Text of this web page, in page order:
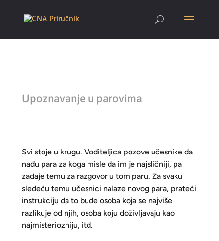
Upoznavanje u parovima
Svi stoje u krugu. Voditeljica pozove učesnike da
nađu para za koga misle da im je najsličniji, pa
zadaje temu za razgovor u tom paru. Za svaku
sledeću temu učesnici nalaze novog para, prateći
instrukciju da to bude osoba koja se najviše
razlikuje od njih, osoba koju doživljavaju kao
najmisteriozniju, itd.